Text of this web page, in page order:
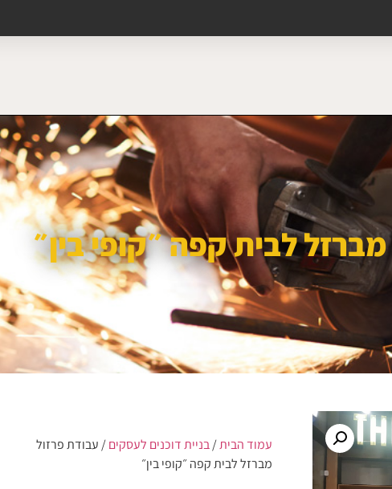
לבית קפה ״קופי בין״
עמוד הבית/בניית דוכנים לעסקים/ עבודת פרזול
מברזל לבית קפה ״קופי בין״